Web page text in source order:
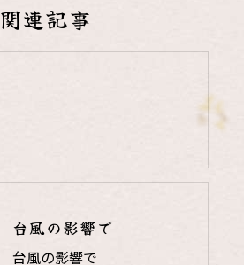
関連記事
台風の影響で
台風の影響で